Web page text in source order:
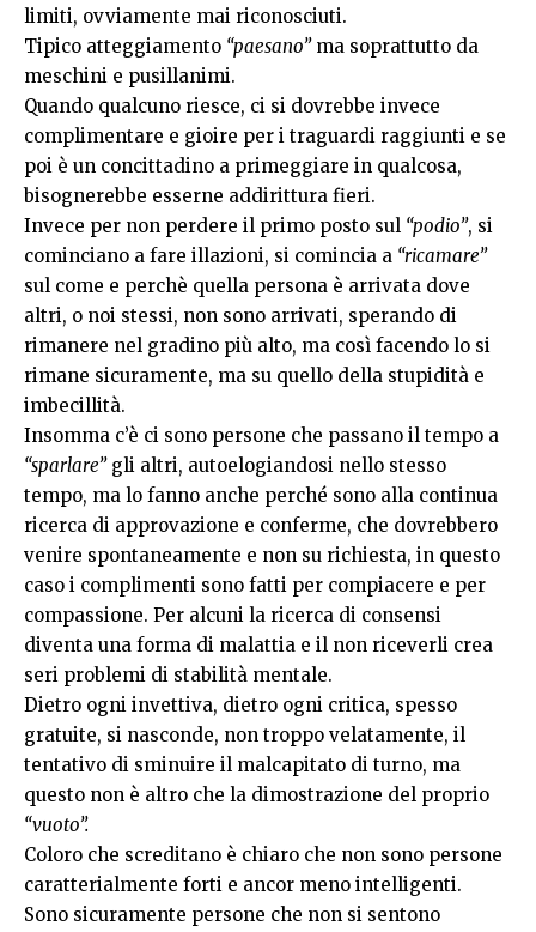
limiti, ovviamente mai riconosciuti.
Tipico atteggiamento “paesano”ma soprattutto da
meschini e pusillanimi.
Quando qualcuno riesce, ci si dovrebbe invece
complimentare e gioire per i traguardi raggiunti e se
poi è un concittadino a primeggiare in qualcosa,
bisognerebbe esserne addirittura fieri.
Invece per non perdere il primo posto sul “podio”, si
cominciano a fare illazioni, si comincia a “ricamare”
sul come e perchè quella persona è arrivata dove
altri, o noi stessi, non sono arrivati, sperando di
rimanere nel gradino più alto, ma così facendo lo si
rimane sicuramente, ma su quello della stupidità e
imbecillità.
Insomma c’è ci sono persone che passano il tempo a
“sparlare”gli altri, autoelogiandosi nello stesso
tempo, ma lo fanno anche perché sono alla continua
ricerca di approvazione e conferme, che dovrebbero
venire spontaneamente e non su richiesta, in questo
caso i complimenti sono fatti per compiacere e per
compassione. Per alcuni la ricerca di consensi
diventa una forma di malattia e il non riceverli crea
seri problemi di stabilità mentale.
Dietro ogni invettiva, dietro ogni critica, spesso
gratuite, si nasconde, non troppo velatamente, il
tentativo di sminuire il malcapitato di turno, ma
questo non è altro che la dimostrazione del proprio
“vuoto”.
Coloro che screditano è chiaro che non sono persone
caratterialmente forti e ancor meno intelligenti.
Sono sicuramente persone che non si sentono